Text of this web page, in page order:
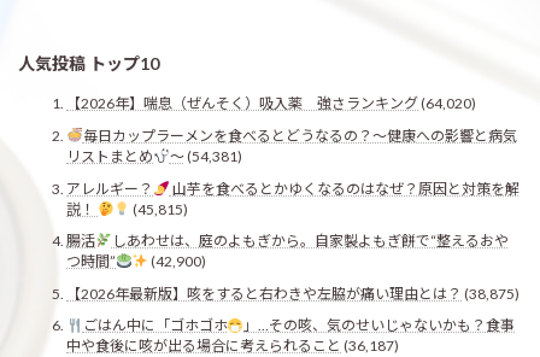
人気投稿 トップ10
【2026年】喘息（ぜんそく）吸入薬 強さランキング(64,020)
毎日カップラーメンを食べるとどうなるの？〜健康への影響と病気
リストまとめ
〜(54,381)
アレルギー？
山芋を食べるとかゆくなるのはなぜ？原因と対策を解
説！
(45,815)
腸活
しあわせは、庭のよもぎから。自家製よもぎ餅で“整えるおや
つ時間”
(42,900)
【2026年最新版】咳をすると右わきや左脇が痛い理由とは？ (38,875)
ごはん中に「ゴホゴホ
」…その咳、気のせいじゃないかも？食事
中や食後に咳が出る場合に考えられること (36,187)